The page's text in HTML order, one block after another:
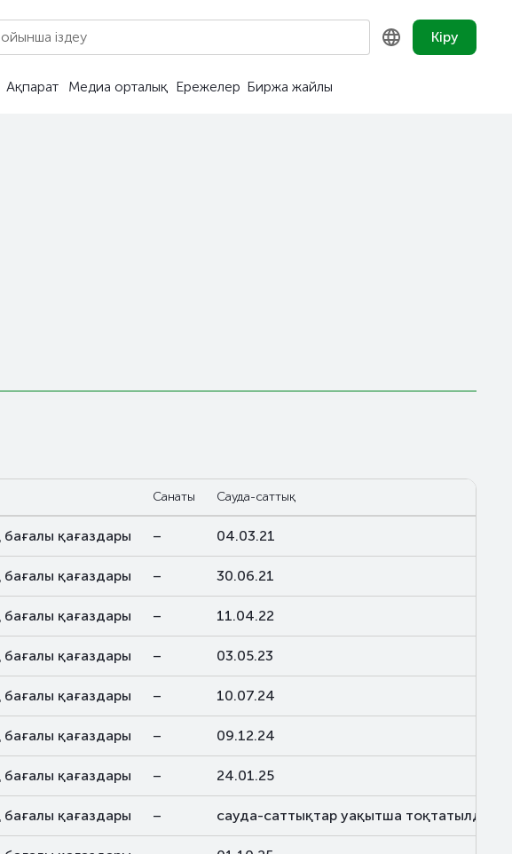
Кіру
Ақпарат Медиа орталық Ережелер Биржа жайлы
Санаты Сауда-саттық
қағаздары – 04.03.21
қағаздары – 30.06.21
қағаздары – 11.04.22
қағаздары – 03.05.23
қағаздары – 10.07.24
қағаздары – 09.12.24
қағаздары – 24.01.25
қағаздары – сауда-саттықтар уақытша тоқтатылды